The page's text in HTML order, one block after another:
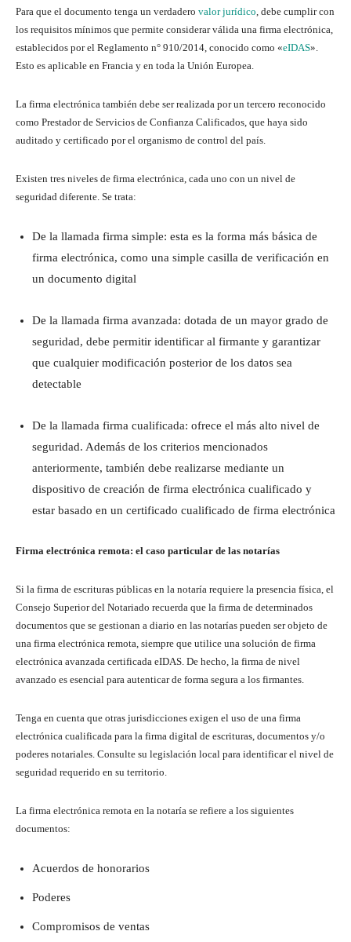
Para que el documento tenga un verdadero valor jurídico, debe cumplir con
los requisitos mínimos que permite considerar válida una firma electrónica,
establecidos por el Reglamento n° 910/2014, conocido como «eIDAS».
Esto es aplicable en Francia y en toda la Unión Europea.
La firma electrónica también debe ser realizada por un tercero reconocido
como Prestador de Servicios de Confianza Calificados, que haya sido
auditado y certificado por el organismo de control del país.
Existen tres niveles de firma electrónica, cada uno con un nivel de
seguridad diferente. Se trata:
De la llamada firma simple: esta es la forma más básica de
firma electrónica, como una simple casilla de verificación en
un documento digital
De la llamada firma avanzada: dotada de un mayor grado de
seguridad, debe permitir identificar al firmante y garantizar
que cualquier modificación posterior de los datos sea
detectable
De la llamada firma cualificada: ofrece el más alto nivel de
seguridad. Además de los criterios mencionados
anteriormente, también debe realizarse mediante un
dispositivo de creación de firma electrónica cualificado y
estar basado en un certificado cualificado de firma electrónica
Firma electrónica remota: el caso particular de las notarías
Si la firma de escrituras públicas en la notaría requiere la presencia física, el
Consejo Superior del Notariado recuerda que la firma de determinados
documentos que se gestionan a diario en las notarías pueden ser objeto de
una firma electrónica remota, siempre que utilice una solución de firma
electrónica avanzada certificada eIDAS. De hecho, la firma de nivel
avanzado es esencial para autenticar de forma segura a los firmantes.
Tenga en cuenta que otras jurisdicciones exigen el uso de una firma
electrónica cualificada para la firma digital de escrituras, documentos y/o
poderes notariales. Consulte su legislación local para identificar el nivel de
seguridad requerido en su territorio.
La firma electrónica remota en la notaría se refiere a los siguientes
documentos:
Acuerdos de honorarios
Poderes
Compromisos de ventas